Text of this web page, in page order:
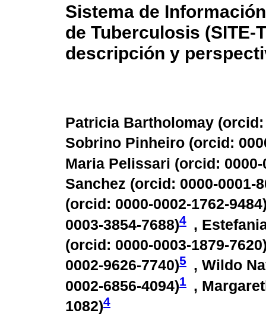
Sistema de
de Tuberculosis
descripción y
Patricia Bartholomay (orcid:
Sobrino Pinheiro (orcid:
Maria Pelissari (orcid: 0000-
Sanchez (orcid: 0000-0001-
(orcid: 0000-0002-1762-9484
0003-3854-7688)4 ,
(orcid: 0000-0003-1879-7620
0002-9626-7740)5
, Wildo
0002-6856-4094)1
,
1082)4